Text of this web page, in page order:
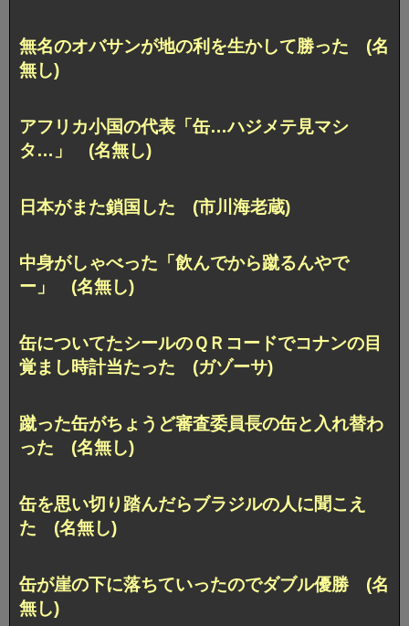
無名のオバサンが地の利を生かして勝った (名
無し)
アフリカ小国の代表「缶…ハジメテ見マシ
タ…」 (名無し)
日本がまた鎖国した (市川海老蔵)
中身がしゃべった「飲んでから蹴るんやで
ー」 (名無し)
缶についてたシールのＱＲコードでコナンの目
覚まし時計当たった (ガゾーサ)
蹴った缶がちょうど審査委員長の缶と入れ替わ
った (名無し)
缶を思い切り踏んだらブラジルの人に聞こえ
た (名無し)
缶が崖の下に落ちていったのでダブル優勝 (名
無し)